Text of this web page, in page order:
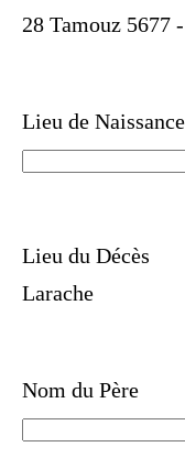
28 Tamouz 5677
Lieu de Naissance
Lieu du Décès
Larache
Nom du Père